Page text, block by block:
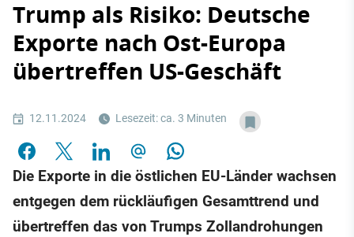
Trump als Risiko: Deutsche
Exporte nach Ost-Europa
übertreffen US-Geschäft
12.11.2024 Lesezeit: ca. 3 Minuten
Die Exporte in die östlichen EU-Länder wachsen
entgegen dem rückläufigen Gesamttrend und
übertreffen das von Trumps Zollandrohungen